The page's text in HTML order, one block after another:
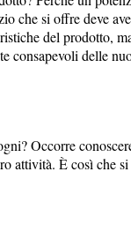
che si offre deve
del prodotto,
consapevoli delle
Occorre
attività. È così che